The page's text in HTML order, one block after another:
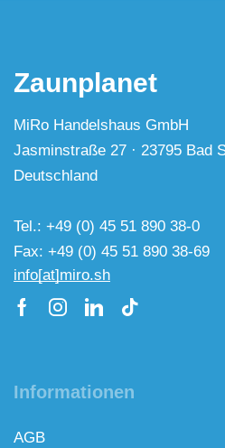
Zaunplanet
MiRo Handelshaus GmbH
Jasminstraße 27 · 23795 Bad
Deutschland
Tel.: +49 (0) 45 51 890 38-0
Fax: +49 (0) 45 51 890 38-69
info[at]miro.sh
Informationen
AGB